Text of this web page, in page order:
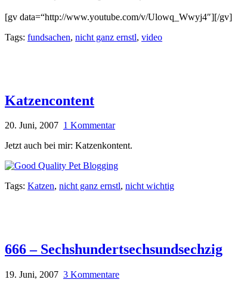
[gv data=“http://www.youtube.com/v/Ulowq_Wwyj4″][/gv]
Tags: fundsachen, nicht ganz ernstl, video
Katzencontent
20. Juni, 2007 1 Kommentar
Jetzt auch bei mir: Katzenkontent.
Tags: Katzen, nicht ganz ernstl, nicht wichtig
666 – Sechshundertsechsundsechzig
19. Juni, 2007 3 Kommentare